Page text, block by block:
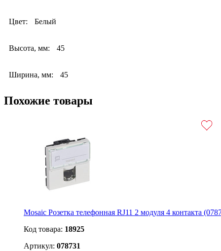
Цвет: Белый
Высота, мм: 45
Ширина, мм: 45
Похожие товары
Mosaic Розетка телефонная RJ11 2 модуля 4 контакта
Код товара: 18925
Артикул: 078731